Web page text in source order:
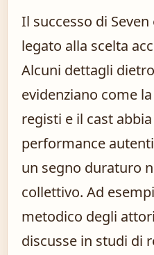
Il successo di
legato alla scelta
Alcuni dettagli
evidenziano come
registi e il cast
performance
un segno duraturo
collettivo. Ad
metodico degli
discusse in studi di